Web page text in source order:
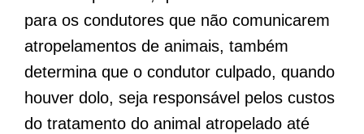
para os condutores que não comunicarem
atropelamentos de animais, também
determina que o condutor culpado, quando
houver dolo, seja responsável pelos custos
do tratamento do animal atropelado até